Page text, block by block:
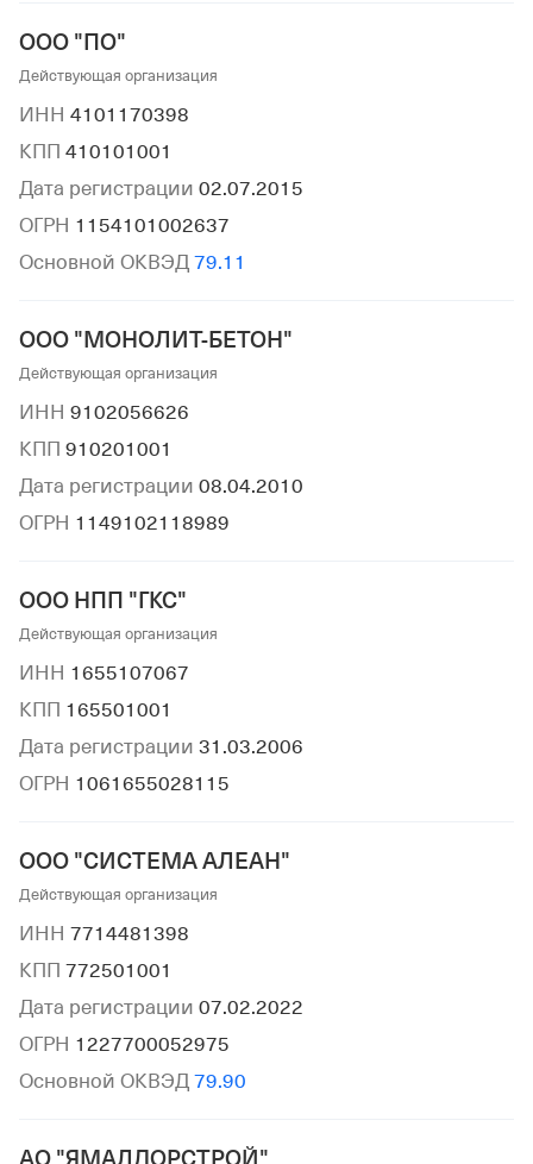
ООО "ПО"
Действующая организация
ИНН 4101170398
КПП 410101001
Дата регистрации 02.07.2015
ОГРН 1154101002637
Основной ОКВЭД 79.11
ООО "МОНОЛИТ-БЕТОН"
Действующая организация
ИНН 9102056626
КПП 910201001
Дата регистрации 08.04.2010
ОГРН 1149102118989
ООО НПП "ГКС"
Действующая организация
ИНН 1655107067
КПП 165501001
Дата регистрации 31.03.2006
ОГРН 1061655028115
ООО "СИСТЕМА АЛЕАН"
Действующая организация
ИНН 7714481398
КПП 772501001
Дата регистрации 07.02.2022
ОГРН 1227700052975
Основной ОКВЭД 79.90